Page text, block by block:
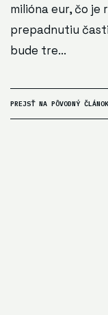
milióna eur, čo je
prepadnutiu
bude tre...
PREJSŤ NA PÔVODNÝ ČLÁNOK